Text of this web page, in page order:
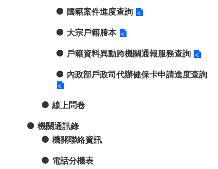
國籍案件進度查詢
大宗戶籍謄本
戶籍資料異動跨機關通報服務查詢
內政部戶政司代辦健保卡申請進度查詢
線上問卷
機關通訊錄
機關聯絡資訊
電話分機表